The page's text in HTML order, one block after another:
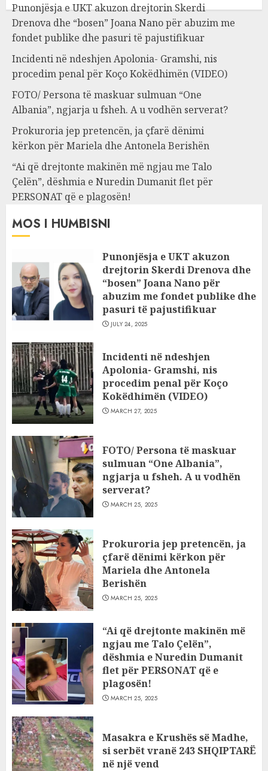
Punonjësja e UKT akuzon drejtorin Skerdi
Drenova dhe “bosen” Joana Nano për abuzim me
fondet publike dhe pasuri të pajustifikuar
Incidenti në ndeshjen Apolonia- Gramshi, nis
procedim penal për Koço Kokëdhimën (VIDEO)
FOTO/ Persona të maskuar sulmuan “One
Albania”, ngjarja u fsheh. A u vodhën serverat?
Prokuroria jep pretencën, ja çfarë dënimi
kërkon për Mariela dhe Antonela Berishën
“Ai që drejtonte makinën më ngjau me Talo
Çelën”, dëshmia e Nuredin Dumanit flet për
PERSONAT që e plagosën!
MOS I HUMBISNI
Punonjësja e UKT akuzon
drejtorin Skerdi Drenova dhe
“bosen” Joana Nano për
abuzim me fondet publike dhe
pasuri të pajustifikuar
JULY 24, 2025
Incidenti në ndeshjen
Apolonia- Gramshi, nis
procedim penal për Koço
Kokëdhimën (VIDEO)
MARCH 27, 2025
FOTO/ Persona të maskuar
sulmuan “One Albania”,
ngjarja u fsheh. A u vodhën
serverat?
MARCH 25, 2025
Prokuroria jep pretencën, ja
çfarë dënimi kërkon për
Mariela dhe Antonela
Berishën
MARCH 25, 2025
“Ai që drejtonte makinën më
ngjau me Talo Çelën”,
dëshmia e Nuredin Dumanit
flet për PERSONAT që e
plagosën!
MARCH 25, 2025
Masakra e Krushës së Madhe,
si serbët vranë 243 SHQIPTARË
në një vend